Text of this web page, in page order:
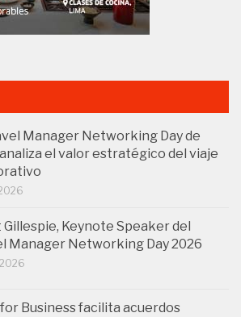
Manager Networking Day de
analiza el valor estratégico del viaje
Keynote Speaker del
Manager Networking Day 2026
Business facilita acuerdos